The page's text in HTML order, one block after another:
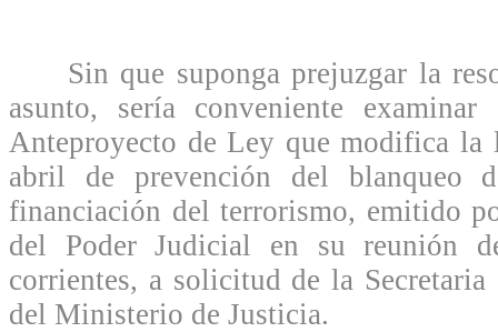
Sin que suponga prejuzgar la
asunto, sería conveniente
Anteproyecto de Ley que modifica la
abril de prevención del blanqueo
financiación del terrorismo, emitido
del Poder Judicial en su reunión
corrientes, a solicitud de la
del Ministerio de Justicia.